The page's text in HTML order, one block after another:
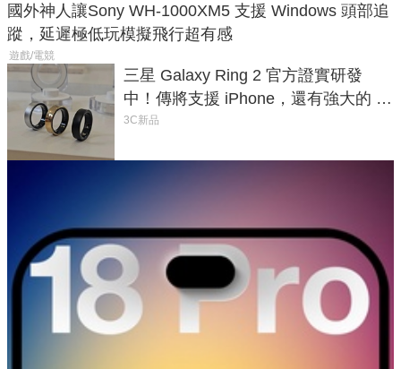
國外神人讓Sony WH-1000XM5 支援 Windows 頭部追
蹤，延遲極低玩模擬飛行超有感
遊戲/電競
三星 Galaxy Ring 2 官方證實研發
中！傳將支援 iPhone，還有強大的 AI
與智慧家電連動功能
3C新品